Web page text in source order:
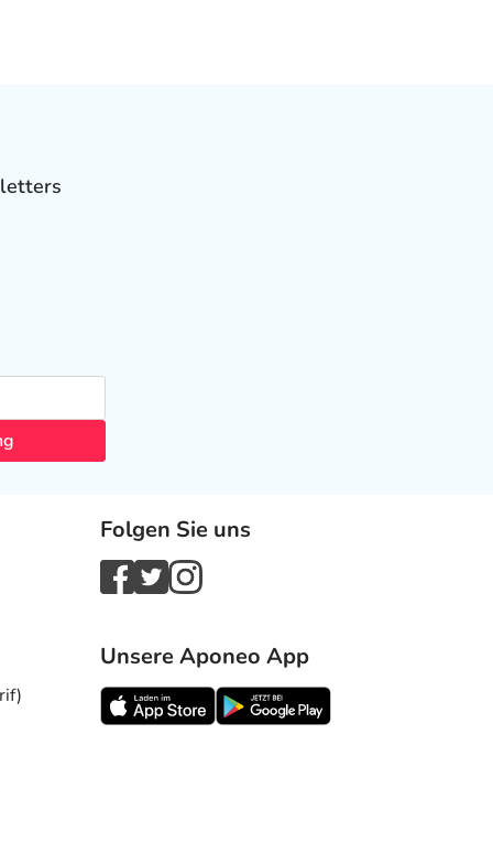
Folgen Sie uns
Unsere Aponeo App